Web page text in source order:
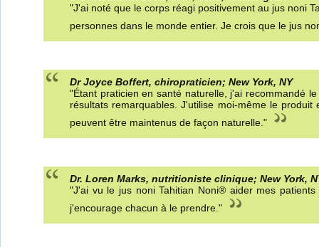
"J'ai noté que le corps réagi positivement au jus noni
personnes dans le monde entier. Je crois que le jus
Dr Joyce Boffert, chiropraticien; New York, NY
"Étant praticien en santé naturelle, j'ai recommandé
résultats remarquables. J'utilise moi-même le
peuvent être maintenus de façon naturelle."
Dr. Loren Marks, nutritioniste clinique; New York,
"J'ai vu le jus noni Tahitian Noni® aider mes
j'encourage chacun à le prendre."